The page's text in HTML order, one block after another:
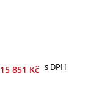
15 851 Kč s DPH